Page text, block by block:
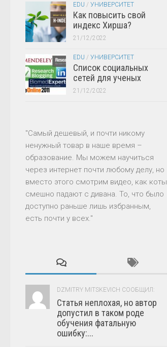
EDU / УНИВЕРСИТЕТ
Как повысить свой
индекс Хирша?
21/12/2022
EDU / УНИВЕРСИТЕТ
Список социальных
сетей для ученых
21/12/2022
"Самый дешевый, и почти никому
ненужный товар в наше время –
образование. Мы можем научиться
через интернет почти любому делу, но
вместо этого смотрим видео, как коты
смешно падают с дивана. То, что было
доступно раньше лишь избранным,
есть почти у всех."
DZMITRY MITSKEVICH СООБЩИЛ:
Статья неплохая, но автор
допустил в таком роде
обучения фатальную
ошибку:...